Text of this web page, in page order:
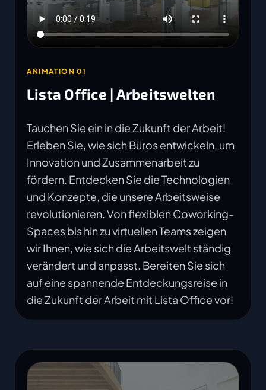
ANIMATION 01
Lista Office | Arbeitswelten
Tauchen Sie ein in die Zukunft der Arbeit!
Erleben Sie, wie sich Büros entwickeln, um
Innovation und Zusammenarbeit zu
fördern. Entdecken Sie die Technologien
und Konzepte, die unsere Arbeitsweise
revolutionieren. Von flexiblen Coworking-
Spaces bis hin zu virtuellen Teams zeigen
wir Ihnen, wie sich die Arbeitswelt ständig
verändert und anpasst. Bereiten Sie sich
auf eine spannende Entdeckungsreise in
die Zukunft der Arbeit mit Lista Office vor!